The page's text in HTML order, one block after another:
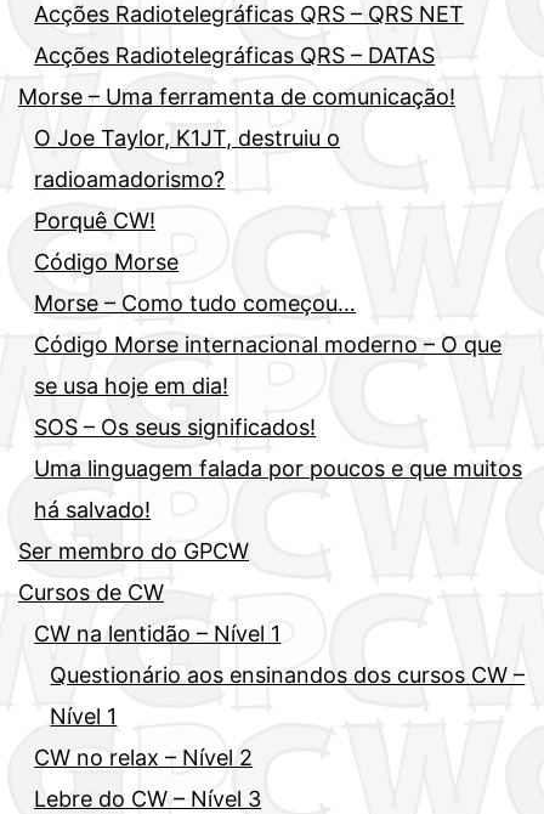
Acções Radiotelegráficas QRS – QRS NET
Acções Radiotelegráficas QRS – DATAS
Morse – Uma ferramenta de comunicação!
O Joe Taylor, K1JT, destruiu o
radioamadorismo?
Porquê CW!
Código Morse
Morse – Como tudo começou…
Código Morse internacional moderno – O que
se usa hoje em dia!
SOS – Os seus significados!
Uma linguagem falada por poucos e que muitos
há salvado!
Ser membro do GPCW
Cursos de CW
CW na lentidão – Nível 1
Questionário aos ensinandos dos cursos CW –
Nível 1
CW no relax – Nível 2
Lebre do CW – Nível 3